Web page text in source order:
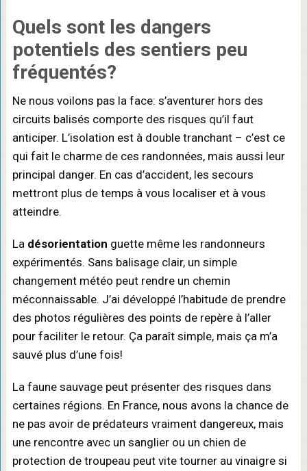
Quels sont les dangers
potentiels des sentiers peu
fréquentés?
Ne nous voilons pas la face: s’aventurer hors des
circuits balisés comporte des risques qu’il faut
anticiper. L’isolation est à double tranchant – c’est ce
qui fait le charme de ces randonnées, mais aussi leur
principal danger. En cas d’accident, les secours
mettront plus de temps à vous localiser et à vous
atteindre.
La désorientation guette même les randonneurs
expérimentés. Sans balisage clair, un simple
changement météo peut rendre un chemin
méconnaissable. J’ai développé l’habitude de prendre
des photos régulières des points de repère à l’aller
pour faciliter le retour. Ça paraît simple, mais ça m’a
sauvé plus d’une fois!
La faune sauvage peut présenter des risques dans
certaines régions. En France, nous avons la chance de
ne pas avoir de prédateurs vraiment dangereux, mais
une rencontre avec un sanglier ou un chien de
protection de troupeau peut vite tourner au vinaigre si